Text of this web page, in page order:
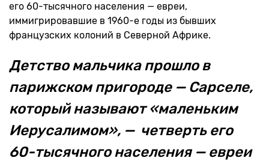
его 60-тысячного населения — евреи,
иммигрировавшие в 1960-е годы из бывших
французских колоний в Северной Африке.
Детство мальчика прошло в
парижском пригороде — Сарселе,
который называют «маленьким
Иерусалимом», — четверть его
60-тысячного населения — евреи